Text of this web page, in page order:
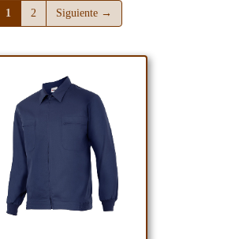
1 (página actual)
2(página actual)
Siguiente →